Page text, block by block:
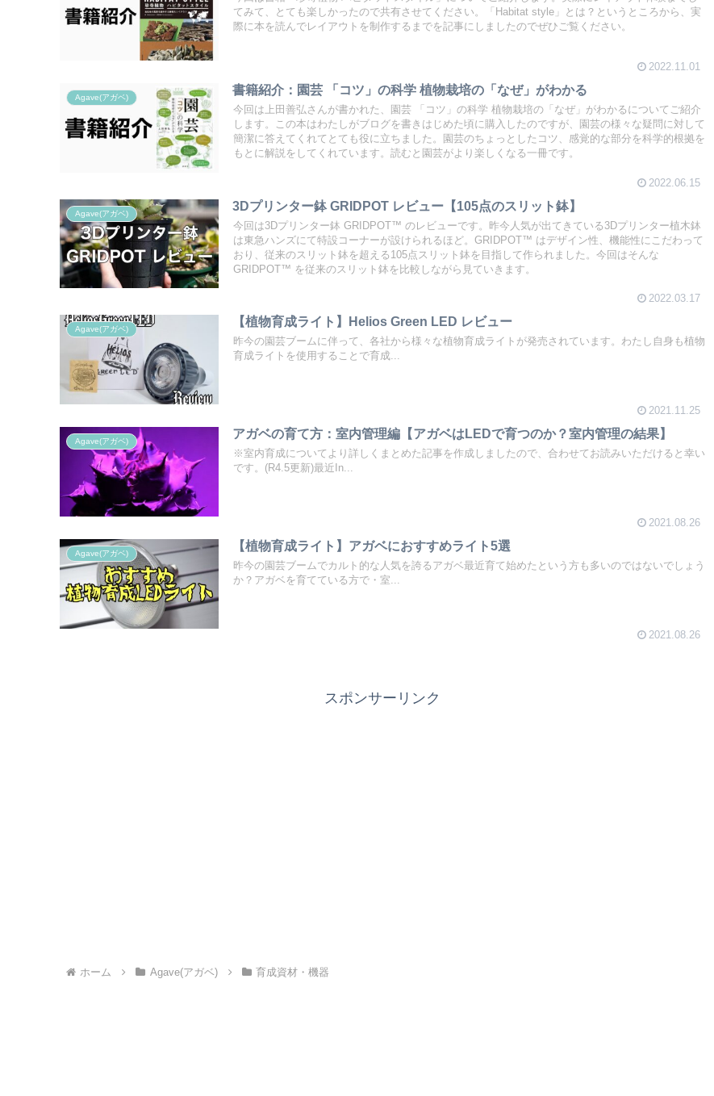
てみて、とても楽しかったので共有させてください。「Habitat style」とは？というところから、実
際に本を読んでレイアウトを制作するまでを記事にしましたのでぜひご覧ください。
2022.11.01
Agave(アガベ)
書籍紹介：園芸 「コツ」の科学 植物栽培の「なぜ」がわかる
今回は上田善弘さんが書かれた、園芸 「コツ」の科学 植物栽培の「なぜ」がわかるについてご紹介
します。この本はわたしがブログを書きはじめた頃に購入したのですが、園芸の様々な疑問に対して
簡潔に答えてくれてとても役に立ちました。園芸のちょっとしたコツ、感覚的な部分を科学的根拠を
もとに解説をしてくれています。読むと園芸がより楽しくなる一冊です。
2022.06.15
Agave(アガベ)
3Dプリンター鉢 GRIDPOT レビュー【105点のスリット鉢】
今回は3Dプリンター鉢 GRIDPOT™️ のレビューです。昨今人気が出てきている3Dプリンター植木鉢
は東急ハンズにて特設コーナーが設けられるほど。GRIDPOT™️ はデザイン性、機能性にこだわって
おり、従来のスリット鉢を超える105点スリット鉢を目指して作られました。今回はそんな
GRIDPOT™️ を従来のスリット鉢を比較しながら見ていきます。
2022.03.17
Agave(アガベ)
【植物育成ライト】Helios Green LED レビュー
昨今の園芸ブームに伴って、各社から様々な植物育成ライトが発売されています。わたし自身も植物
育成ライトを使用することで育成...
2021.11.25
Agave(アガベ)
アガベの育て方：室内管理編【アガベはLEDで育つのか？室内管理の結果】
※室内育成についてより詳しくまとめた記事を作成しましたので、合わせてお読みいただけると幸い
です。(R4.5更新)最近In...
2021.08.26
Agave(アガベ)
【植物育成ライト】アガベにおすすめライト5選
昨今の園芸ブームでカルト的な人気を誇るアガベ最近育て始めたという方も多いのではないでしょう
か？アガベを育てている方で・室...
2021.08.26
スポンサーリンク
ホーム Agave(アガベ) 育成資材・機器